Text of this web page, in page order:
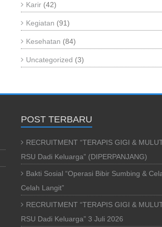
Karir (42)
Kegiatan (91)
Kesehatan (84)
Uncategorized (3)
POST TERBARU
RECRUITMENT “TERAPIS GIGI &
RSU Dadi Keluarga” (DIPERPANJANG)
Bakti Sosial “Operasi Bibir Sumbing &
Celah Langit”
RECRUITMENT “TERAPIS GIGI &
RSU Dadi Keluarga” 3 Juli 2026